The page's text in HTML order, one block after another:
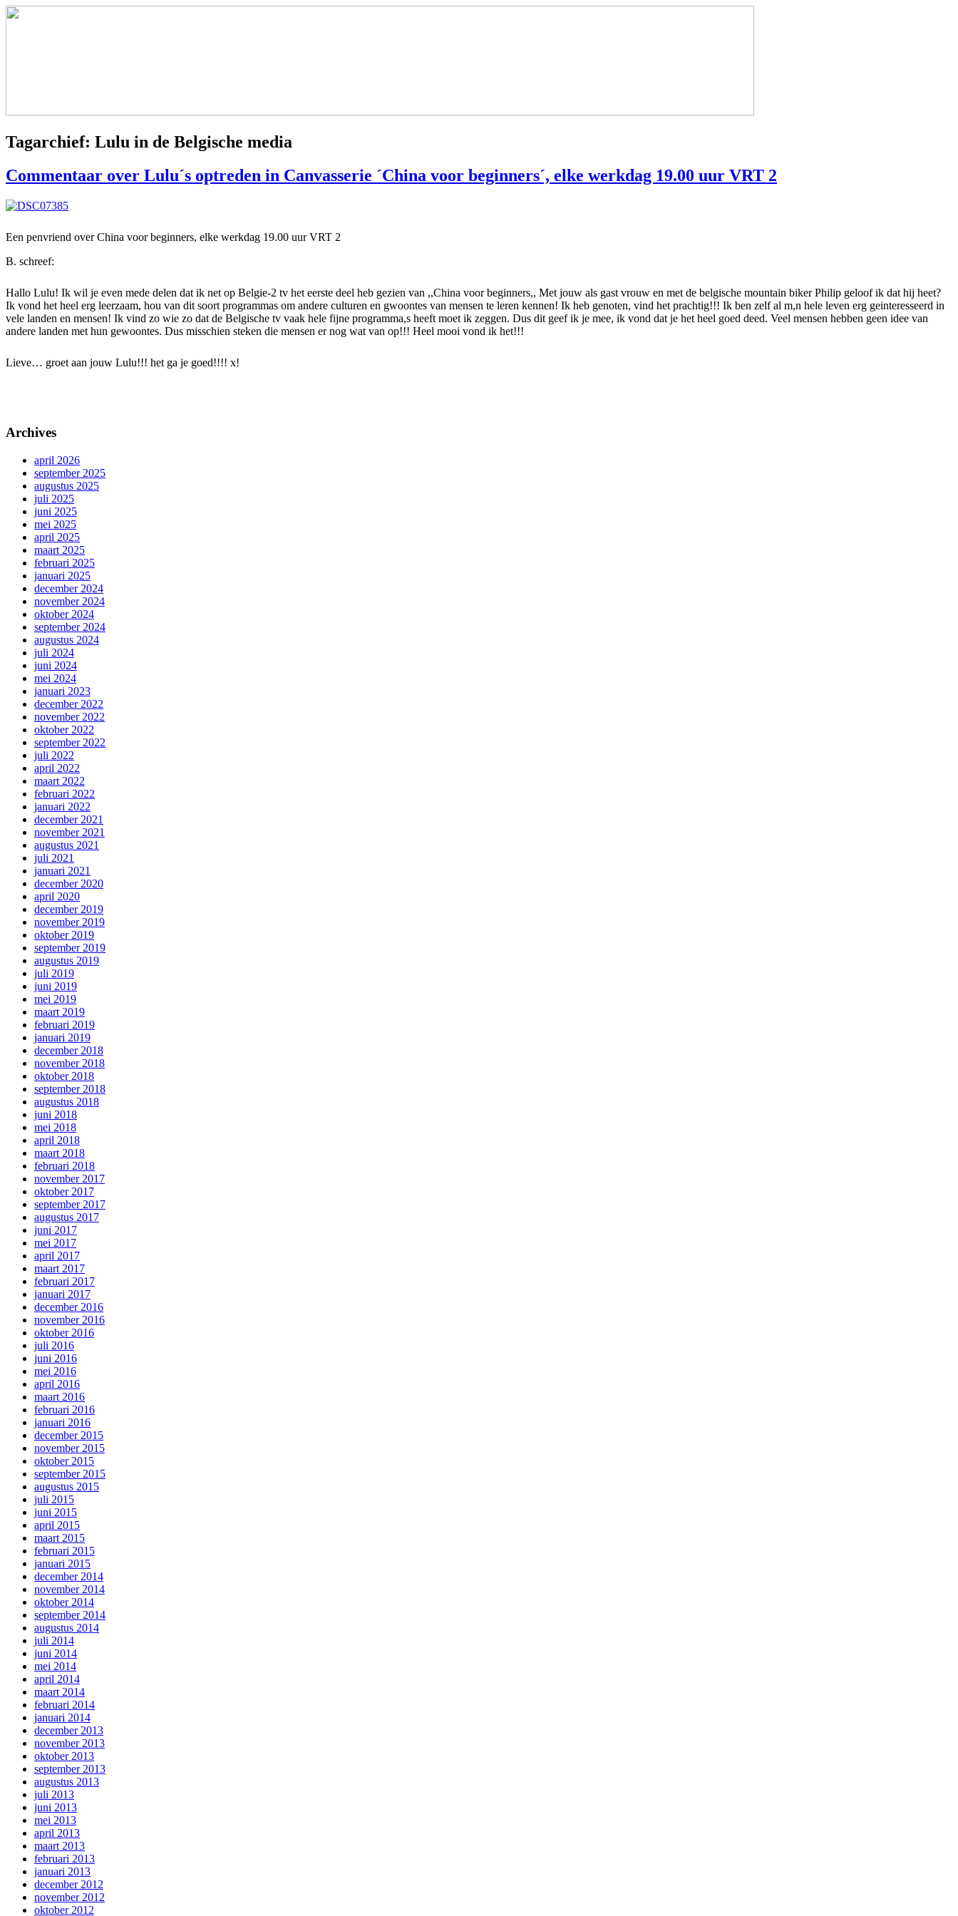
Tagarchief: Lulu in de Belgische media
Commentaar over Lulu´s optreden in Canvasserie ´China voor beginners´, elke werkdag 19.00 uur VRT 2
Een penvriend over China voor beginners, elke werkdag 19.00 uur VRT 2
B. schreef:
Hallo Lulu! Ik wil je even mede delen dat ik net op Belgie-2 tv het eerste deel heb gezien van ,,China voor beginners,, Met jouw als gast vrouw en met de belgische mountain biker Philip geloof ik dat hij heet?
Ik vond het heel erg leerzaam, hou van dit soort programmas om andere culturen en gwoontes van mensen te leren kennen! Ik heb genoten, vind het prachtig!!! Ik ben zelf al m,n hele leven erg geinteresseerd in
vele landen en mensen! Ik vind zo wie zo dat de Belgische tv vaak hele fijne programma,s heeft moet ik zeggen. Dus dit geef ik je mee, ik vond dat je het heel goed deed. Veel mensen hebben geen idee van
andere landen met hun gewoontes. Dus misschien steken die mensen er nog wat van op!!! Heel mooi vond ik het!!!
Lieve… groet aan jouw Lulu!!! het ga je goed!!!! x!
Archives
april 2026
september 2025
augustus 2025
juli 2025
juni 2025
mei 2025
april 2025
maart 2025
februari 2025
januari 2025
december 2024
november 2024
oktober 2024
september 2024
augustus 2024
juli 2024
juni 2024
mei 2024
januari 2023
december 2022
november 2022
oktober 2022
september 2022
juli 2022
april 2022
maart 2022
februari 2022
januari 2022
december 2021
november 2021
augustus 2021
juli 2021
januari 2021
december 2020
april 2020
december 2019
november 2019
oktober 2019
september 2019
augustus 2019
juli 2019
juni 2019
mei 2019
maart 2019
februari 2019
januari 2019
december 2018
november 2018
oktober 2018
september 2018
augustus 2018
juni 2018
mei 2018
april 2018
maart 2018
februari 2018
november 2017
oktober 2017
september 2017
augustus 2017
juni 2017
mei 2017
april 2017
maart 2017
februari 2017
januari 2017
december 2016
november 2016
oktober 2016
juli 2016
juni 2016
mei 2016
april 2016
maart 2016
februari 2016
januari 2016
december 2015
november 2015
oktober 2015
september 2015
augustus 2015
juli 2015
juni 2015
april 2015
maart 2015
februari 2015
januari 2015
december 2014
november 2014
oktober 2014
september 2014
augustus 2014
juli 2014
juni 2014
mei 2014
april 2014
maart 2014
februari 2014
januari 2014
december 2013
november 2013
oktober 2013
september 2013
augustus 2013
juli 2013
juni 2013
mei 2013
april 2013
maart 2013
februari 2013
januari 2013
december 2012
november 2012
oktober 2012